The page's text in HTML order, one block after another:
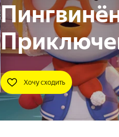
Хочу сходить